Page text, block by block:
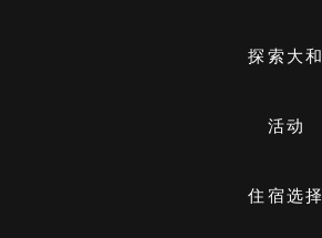
探索大和
活动
住宿选择